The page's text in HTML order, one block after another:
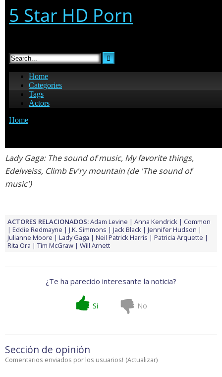
Lady Gaga: The sound of music, My favorite things,
Edelweiss, Climb Ev'ry mountain (de 'The sound of
music')
ACTORES RELACIONADOS:Adam Levine Anna Kendrick
Common
Eddie Redmayne
J.K. Simmons Jack Black
Jennifer Hudson
Julianne Moore
Lady Gaga Neil Patrick Harris
Patricia Arquette
Rita Ora
Tim McGraw Will Arnett
¿Te ha parecido interesante la noticia?
Si No
Sección de opinión
Comentarios enviados por los usuarios! (Actualizar)